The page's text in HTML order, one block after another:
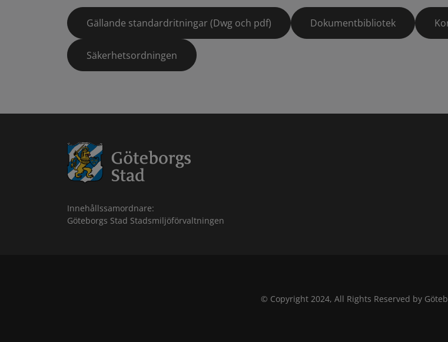
Gällande standardritningar (Dwg och pdf) Dokumentbibliotek
Säkerhetsordningen
Innehållssamordnare:
Göteborgs Stad Stadsmiljöförvaltningen
© Copyright 2024, All Rights Reserved by